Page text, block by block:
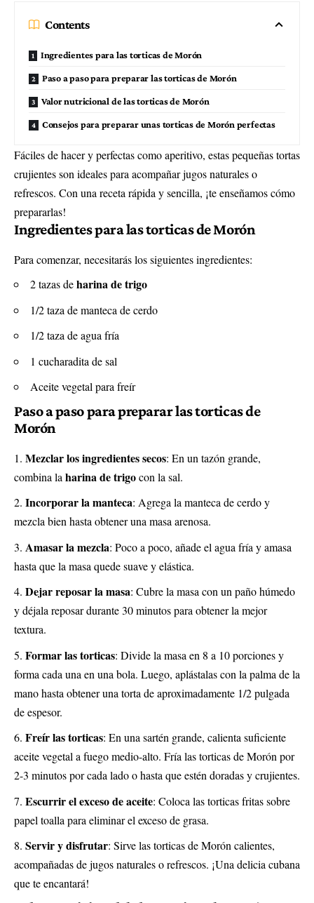
Contents
Ingredientes para las torticas de Morón
Paso a paso para preparar las torticas de Morón
Valor nutricional de las torticas de Morón
Consejos para preparar unas torticas de Morón perfectas
Fáciles de hacer y perfectas como aperitivo, estas pequeñas tortas
crujientes son ideales para acompañar jugos naturales o
refrescos. Con una receta rápida y sencilla, ¡te enseñamos cómo
prepararlas!
Ingredientes para las torticas de Morón
Para comenzar, necesitarás los siguientes ingredientes:
2 tazas deharina de trigo
1/2 taza de manteca de cerdo
1/2 taza de agua fría
1 cucharadita de sal
Aceite vegetal para freír
Paso a paso para preparar las torticas de
Morón
Mezclar los ingredientes secos: En un tazón grande,
combina la harina de trigocon la sal.
Incorporar la manteca: Agrega la manteca de cerdo y
mezcla bien hasta obtener una masa arenosa.
Amasar la mezcla: Poco a poco, añade el agua fría y amasa
hasta que la masa quede suave y elástica.
Dejar reposar la masa: Cubre la masa con un paño húmedo
y déjala reposar durante 30 minutos para obtener la mejor
textura.
Formar las torticas: Divide la masa en 8 a 10 porciones y
forma cada una en una bola. Luego, aplástalas con la palma de la
mano hasta obtener una torta de aproximadamente 1/2 pulgada
de espesor.
Freír las torticas: En una sartén grande, calienta suficiente
aceite vegetal a fuego medio-alto. Fría las torticas de Morón por
2-3 minutos por cada lado o hasta que estén doradas y crujientes.
Escurrir el exceso de aceite: Coloca las torticas fritas sobre
papel toalla para eliminar el exceso de grasa.
Servir y disfrutar: Sirve las torticas de Morón calientes,
acompañadas de jugos naturales o refrescos. ¡Una delicia cubana
que te encantará!